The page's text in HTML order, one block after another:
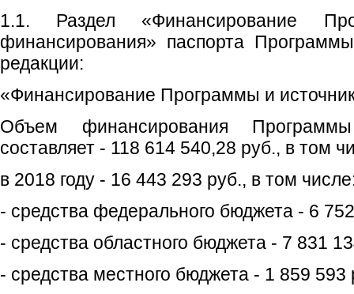
1.1. Раздел «Финансирование
финансирования» паспорта
редакции:
«Финансирование Программы и
Объем финансирования
составляет - 118 614 540,28 руб., в том
в 2018 году - 16 443 293 руб., в том
- средства федерального бюджета - 6
- средства областного бюджета - 7 831
- средства местного бюджета - 1 859 593